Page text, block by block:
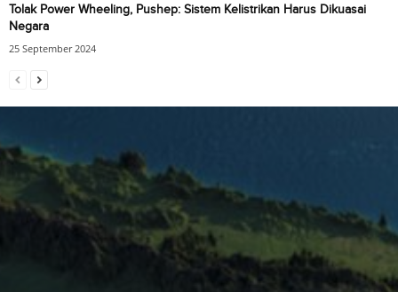
Tolak Power Wheeling, Pushep: Sistem Kelistrikan Harus Dikuasai
Negara
25 September 2024